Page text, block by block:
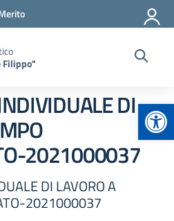
Filippo"
DI
2021000037
DI LAVORO A
2021000037